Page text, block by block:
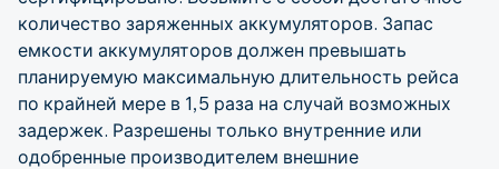
количество заряженных аккумуляторов. Запас
емкости аккумуляторов должен превышать
планируемую максимальную длительность рейса
по крайней мере в 1,5 раза на случай возможных
задержек. Разрешены только внутренние или
одобренные производителем внешние